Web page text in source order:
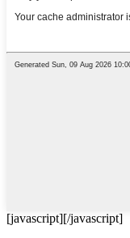
[javascript][/javascript]